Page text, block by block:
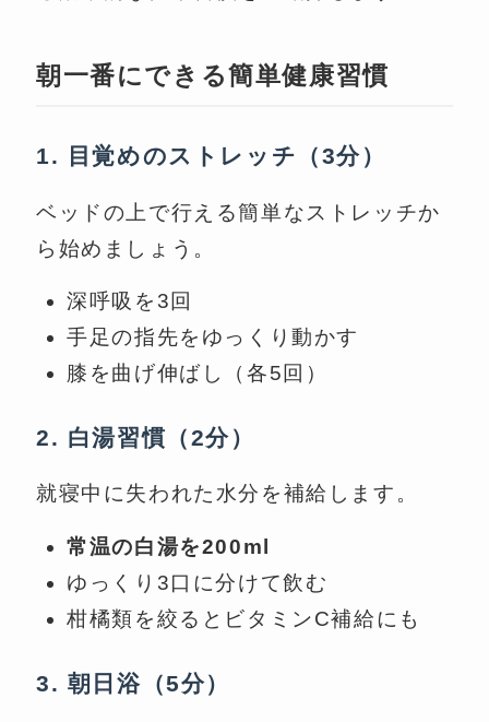
朝一番にできる簡単健康習慣
1. 目覚めのストレッチ（3分）
ベッドの上で行える簡単なストレッチか
ら始めましょう。
深呼吸を3回
手足の指先をゆっくり動かす
膝を曲げ伸ばし（各5回）
2. 白湯習慣（2分）
就寝中に失われた水分を補給します。
常温の白湯を200ml
ゆっくり3口に分けて飲む
柑橘類を絞るとビタミンC補給にも
3. 朝日浴（5分）